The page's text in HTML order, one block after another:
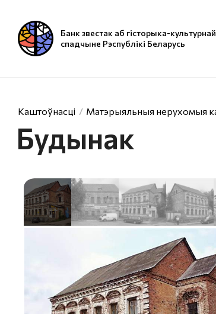
Банк звестак аб гісторыка-культурнай
спадчыне Рэспублікі Беларусь
Каштоўнасці Матэрыяльныя нерухомыя
Будынак